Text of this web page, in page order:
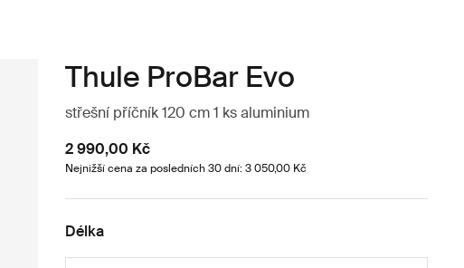
Thule ProBar Evo
střešní příčník 120 cm 1 ks aluminium
2 990,00 Kč
Nejnižší cena za posledních 30 dní: 3 050,00 Kč
Délka